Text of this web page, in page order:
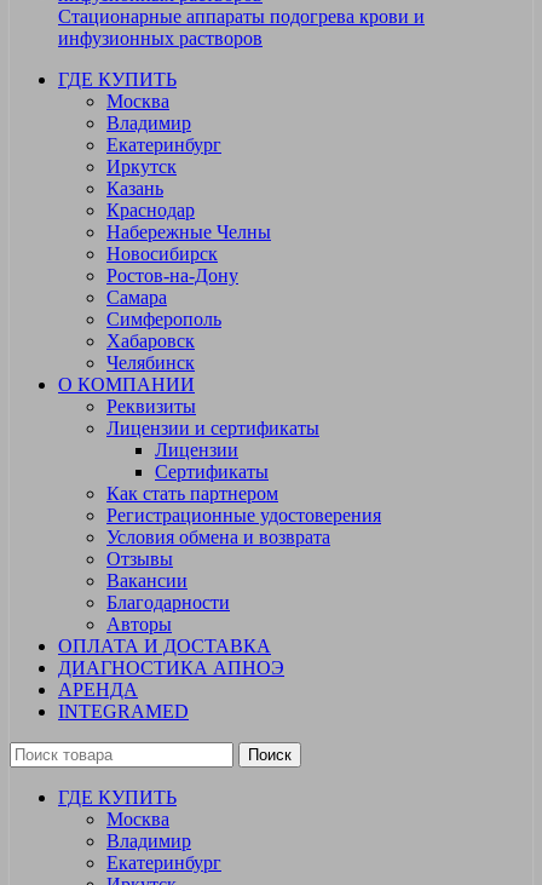
Стационарные аппараты подогрева крови и
инфузионных растворов
ГДЕ КУПИТЬ
Москва
Владимир
Екатеринбург
Иркутск
Казань
Краснодар
Набережные Челны
Новосибирск
Ростов-на-Дону
Самара
Симферополь
Хабаровск
Челябинск
О КОМПАНИИ
Реквизиты
Лицензии и сертификаты
Лицензии
Сертификаты
Как стать партнером
Регистрационные удостоверения
Условия обмена и возврата
Отзывы
Вакансии
Благодарности
Авторы
ОПЛАТА И ДОСТАВКА
ДИАГНОСТИКА АПНОЭ
АРЕНДА
INTEGRAMED
Поиск
ГДЕ КУПИТЬ
Москва
Владимир
Екатеринбург